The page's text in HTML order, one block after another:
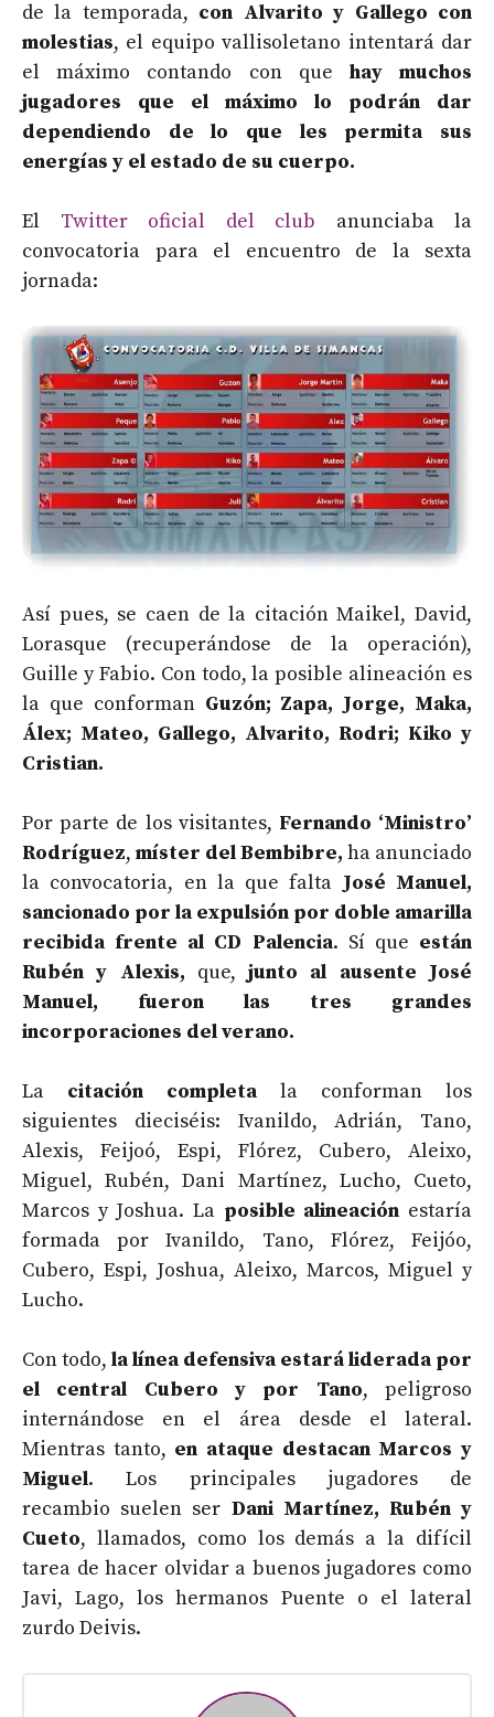
de la temporada, con Alvarito y Gallego con
molestias, el equipo vallisoletano intentará dar
el máximo contando con que hay muchos
jugadores que el máximo lo podrán dar
dependiendo de lo que les permita sus
energías y el estado de su cuerpo.
El Twitter oficial del club anunciaba la
convocatoria para el encuentro de la sexta
jornada:
Así pues, se caen de la citación Maikel, David,
Lorasque (recuperándose de la operación),
Guille y Fabio. Con todo, la posible alineación es
la que conforman Guzón; Zapa, Jorge, Maka,
Álex; Mateo, Gallego, Alvarito, Rodri; Kiko y
Cristian.
Por parte de los visitantes, Fernando ‘Ministro’
Rodríguez, míster del Bembibre, ha anunciado
la convocatoria, en la que falta José Manuel,
sancionado por la expulsión por doble amarilla
recibida frente al CD Palencia. Sí que están
Rubén y Alexis, que,junto al ausente José
Manuel, fueron las tres grandes
incorporaciones del verano.
La citación completa la conforman los
siguientes dieciséis: Ivanildo, Adrián, Tano,
Alexis, Feijoó, Espi, Flórez, Cubero, Aleixo,
Miguel, Rubén, Dani Martínez, Lucho, Cueto,
Marcos y Joshua. La posible alineación estaría
formada por Ivanildo, Tano, Flórez, Feijóo,
Cubero, Espi, Joshua, Aleixo, Marcos, Miguel y
Lucho.
Con todo, la línea defensiva estará liderada por
el central Cubero y por Tano, peligroso
internándose en el área desde el lateral.
Mientras tanto, en ataque destacan Marcos y
Miguel. Los principales jugadores de
recambio suelen ser Dani Martínez, Rubén y
Cueto, llamados, como los demás a la difícil
tarea de hacer olvidar a buenos jugadores como
Javi, Lago, los hermanos Puente o el lateral
zurdo Deivis.